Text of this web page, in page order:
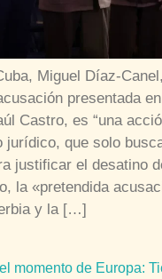
Miguel Díaz-
presentada
Castro, es “una
jurídico, que solo
justificar el desatino
la «pretendida
y la […]
momento de Europa: